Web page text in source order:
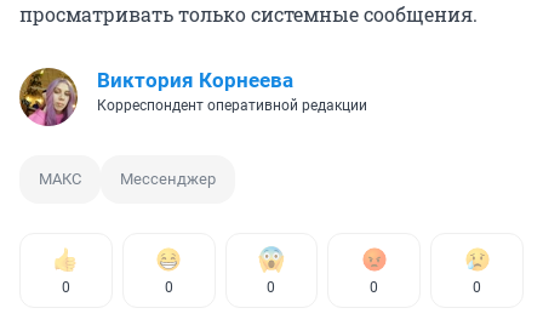
просматривать только системные сообщения.
Виктория Корнеева
Корреспондент оперативной редакции
МАКС Мессенджер
0 0 0 0 0